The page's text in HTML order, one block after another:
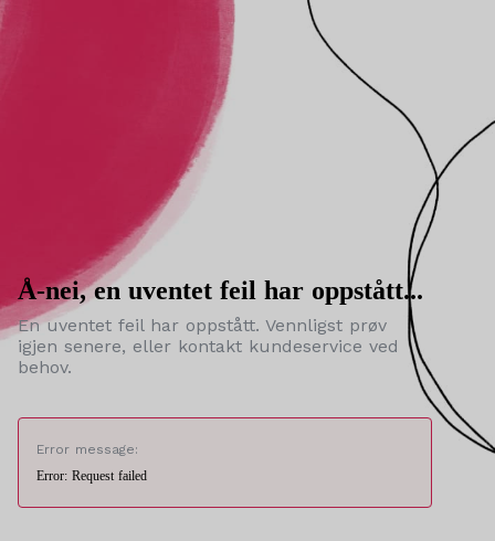
Å-nei, en uventet feil har oppstått...
En uventet feil har oppstått. Vennligst prøv
igjen senere, eller kontakt kundeservice ved
behov.
Error message:
Error: Request failed